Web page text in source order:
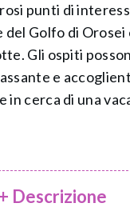
punti di
del Golfo di Orosei
Gli ospiti
e
in cerca di una
+ Descrizione